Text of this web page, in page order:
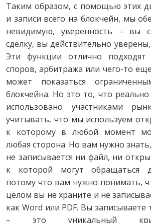
Таким образом, с помощью этих
и записи всего на блокчейн, мы
невидимую, уверенность – вы
сделку, вы действительно
Эти функции отлично
споров, арбитража или чего-то
может показаться
блокчейна. Но это то, что
использовано участниками
учитывать, что мы используем
к которому в любой момент
любая сторона. Но вам нужно
не записывается ни файл, ни
к которой могут обращаться
потому что вам нужно понимать,
целом вы не храните и не
как Word или PDF. Вы записываете
– это уникальный